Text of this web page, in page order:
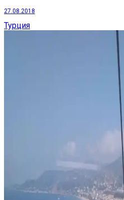
27.08.2018
Турция